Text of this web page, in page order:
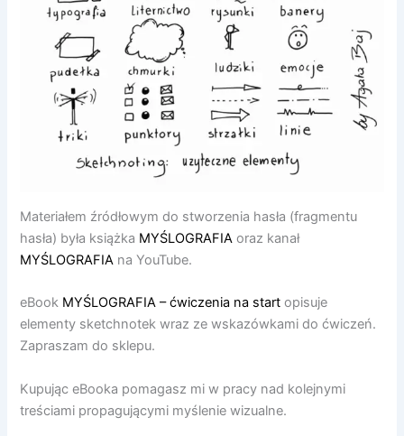
Materiałem źródłowym do stworzenia hasła (fragmentu
hasła) była książka MYŚLOGRAFIAoraz kanał
MYŚLOGRAFIA na YouTube.
eBook MYŚLOGRAFIA – ćwiczenia na start opisuje
elementy sketchnotek wraz ze wskazówkami do ćwiczeń.
Zapraszam do sklepu.
Kupując eBooka pomagasz mi w pracy nad kolejnymi
treściami propagującymi myślenie wizualne.